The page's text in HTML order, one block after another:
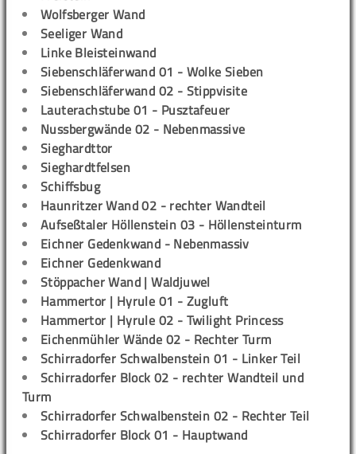
Wolfsberger Wand
Seeliger Wand
Linke Bleisteinwand
Siebenschläferwand 01 - Wolke Sieben
Siebenschläferwand 02 - Stippvisite
Lauterachstube 01 - Pusztafeuer
Nussbergwände 02 - Nebenmassive
Sieghardttor
Sieghardtfelsen
Schiffsbug
Haunritzer Wand 02 - rechter Wandteil
Aufseßtaler Höllenstein 03 - Höllensteinturm
Eichner Gedenkwand - Nebenmassiv
Eichner Gedenkwand
Stöppacher Wand | Waldjuwel
Hammertor | Hyrule 01 - Zugluft
Hammertor | Hyrule 02 - Twilight Princess
Eichenmühler Wände 02 - Rechter Turm
Schirradorfer Schwalbenstein 01 - Linker Teil
Schirradorfer Block 02 - rechter Wandteil und
Turm
Schirradorfer Schwalbenstein 02 - Rechter Teil
Schirradorfer Block 01 - Hauptwand